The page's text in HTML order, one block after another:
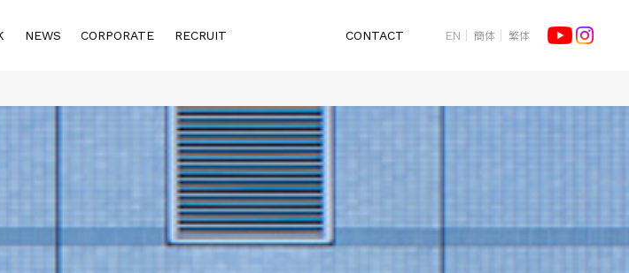
NEWS CORPORATE RECRUIT CONTACT EN 簡体 繁体